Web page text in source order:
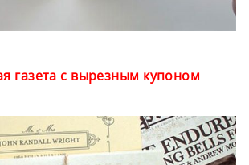
газета с вырезным купоном